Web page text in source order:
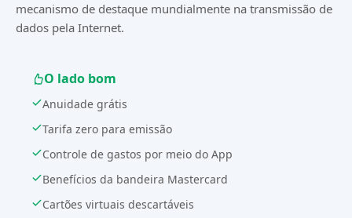
mecanismo de destaque mundialmente na transmissão de
dados pela Internet.
O lado bom
Anuidade grátis
Tarifa zero para emissão
Controle de gastos por meio do App
Benefícios da bandeira Mastercard
Cartões virtuais descartáveis